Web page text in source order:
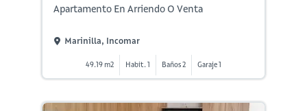
Apartamento En Arriendo O Venta
Marinilla, Incomar
49.19 m2 Habit. 1 Baños 2 Garaje 1